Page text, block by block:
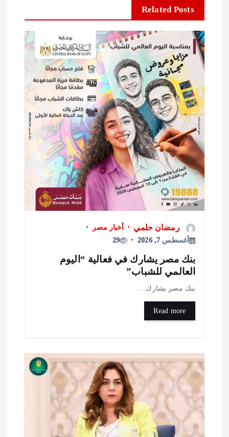
Related Posts
رمضان حلمي
أخبار مصر
أغسطس 7, 2026
29
مصر يشارك في فعالية “اليوم
للشباب”
مصر يشارك…